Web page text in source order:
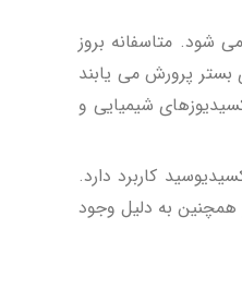
شود. متاسفانه بروز
پرورش می یابند
شیمیایی و
کاربرد دارد.
همچنین به دلیل وجود